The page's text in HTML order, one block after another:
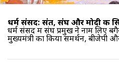
धर्म संसद: संत, संघ और मोदी की
धर्म संसद में संघ प्रमुख ने नाम लिए
मुख्यमंत्री का किया समर्थन, बीजेपी